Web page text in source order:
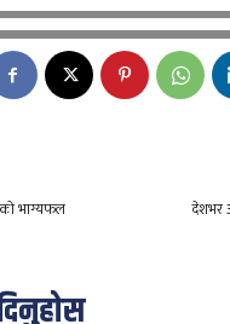
भाग्यफल
देशभर
दिनुहोस्